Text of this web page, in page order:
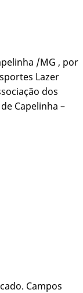
/MG , por
Lazer
dos
Capelinha –
Campos